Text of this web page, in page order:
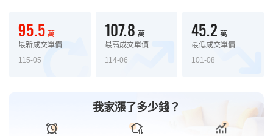
95.5 萬
最新成交單價
115-05
107.8 萬
最高成交單價
114-06
45.2 萬
最低成交單價
101-08
我家漲了多少錢？